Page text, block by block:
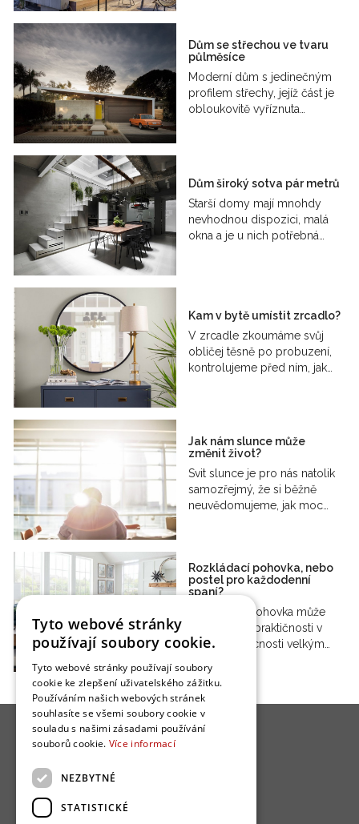
Dům se střechou ve tvaru
půlměsíce
Moderní dům s jedinečným
profilem střechy, jejíž část je
obloukovitě vyříznuta…
Dům široký sotva pár metrů
Starší domy mají mnohdy
nevhodnou dispozici, malá
okna a je u nich potřebná…
Kam v bytě umístit zrcadlo?
V zrcadle zkoumáme svůj
obličej těsně po probuzení,
kontrolujeme před ním, jak…
Jak nám slunce může
změnit život?
Svit slunce je pro nás natolik
samozřejmý, že si běžně
neuvědomujeme, jak moc…
Rozkládací pohovka, nebo
postel pro každodenní
spaní?
Rozkládací pohovka může
být díky své praktičnosti v
každé domácnosti velkým…
Tyto webové stránky
používají soubory cookie.
Tyto webové stránky používají soubory
cookie ke zlepšení uživatelského zážitku.
Používáním našich webových stránek
souhlasíte se všemi soubory cookie v
souladu s našimi zásadami používání
souborů cookie. Více informací
NEZBYTNÉ
STATISTICKÉ